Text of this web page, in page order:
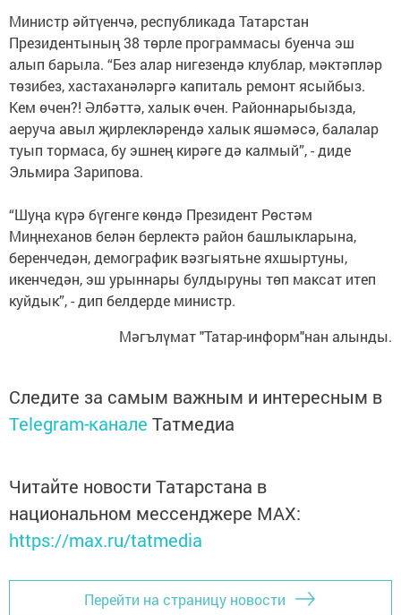
Министр әйтүенчә, республикада Татарстан
Президентының 38 төрле программасы буенча эш
алып барыла. “Без алар нигезендә клублар, мәктәпләр
төзибез, хастаханәләргә капиталь ремонт ясыйбыз.
Кем өчен?! Әлбәттә, халык өчен. Районнарыбызда,
аеруча авыл җирлекләрендә халык яшәмәсә, балалар
туып тормаса, бу эшнең кирәге дә калмый”, - диде
Эльмира Зарипова.
“Шуңа күрә бүгенге көндә Президент Рөстәм
Миңнеханов белән берлектә район башлыкларына,
беренчедән, демографик вәзгыятьне яхшыртуны,
икенчедән, эш урыннары булдыруны төп максат итеп
куйдык”, - дип белдерде министр.
Мәгълүмат "Татар-информ"нан алынды.
Следите за самым важным и интересным в
Telegram-канале Татмедиа
Читайте новости Татарстана в
национальном мессенджере MАХ:
https://max.ru/tatmedia
Перейти на страницу новости